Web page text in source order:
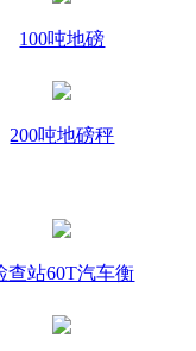
100吨地磅
200吨地磅秤
查站60T汽车衡